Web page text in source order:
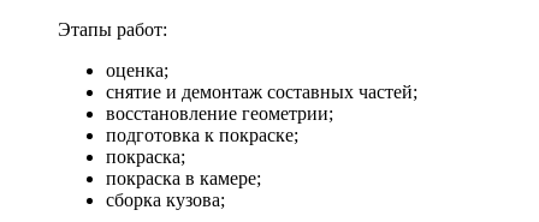
Этапы работ:
оценка;
снятие и демонтаж составных частей;
восстановление геометрии;
подготовка к покраске;
покраска;
покраска в камере;
сборка кузова;